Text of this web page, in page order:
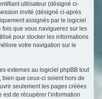
utilisateur (désigné ci-
invité (désigné ci-après
assignés par le logiciel
que vous naviguerez sur les
pour stocker les informations
votre navigation sur le
externes au logiciel phpBB tout
que ceux-ci soient hors de
seulement les pages créées
de récupérer l’information